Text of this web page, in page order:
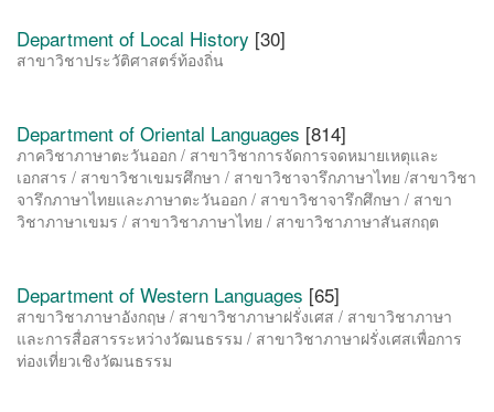
Department of Local History [30]
สาขาวิชาประวัติศาสตร์ท้องถิ่น
Department of Oriental Languages [814]
ภาควิชาภาษาตะวันออก / สาขาวิชาการจัดการจดหมายเหตุและ
เอกสาร / สาขาวิชาเขมรศึกษา / สาขาวิชาจารึกภาษาไทย /สาขาวิชา
จารึกภาษาไทยและภาษาตะวันออก / สาขาวิชาจารึกศึกษา / สาขา
วิชาภาษาเขมร / สาขาวิชาภาษาไทย / สาขาวิชาภาษาสันสกฤต
Department of Western Languages [65]
สาขาวิชาภาษาอังกฤษ / สาขาวิชาภาษาฝรั่งเศส / สาขาวิชาภาษา
และการสื่อสารระหว่างวัฒนธรรม / สาขาวิชาภาษาฝรั่งเศสเพื่อการ
ท่องเที่ยวเชิงวัฒนธรรม